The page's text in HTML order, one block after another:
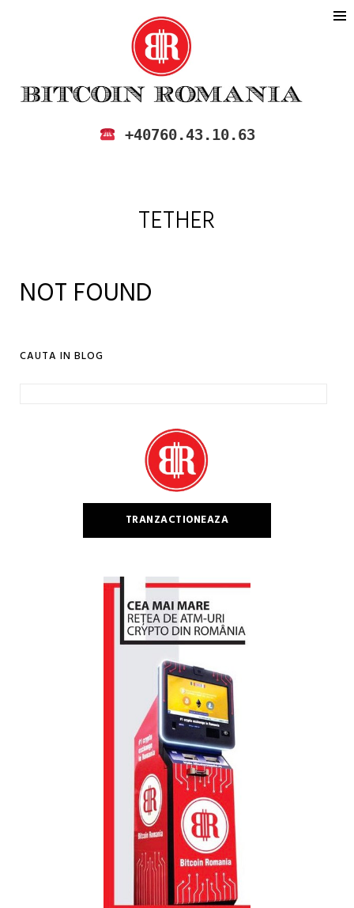
BITCOIN ROMANIA
CUMPARA SI VINDE BITCOIN IN
+40760.43.10.63
TETHER
NOT FOUND
CAUTA IN BLOG
TRANZACTIONEAZA